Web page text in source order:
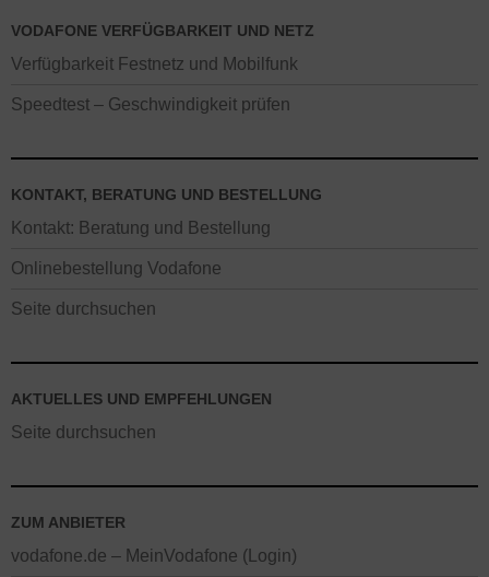
VODAFONE VERFÜGBARKEIT UND NETZ
Verfügbarkeit Festnetz und Mobilfunk
Speedtest – Geschwindigkeit prüfen
KONTAKT, BERATUNG UND BESTELLUNG
Kontakt: Beratung und Bestellung
Onlinebestellung Vodafone
Seite durchsuchen
AKTUELLES UND EMPFEHLUNGEN
Seite durchsuchen
ZUM ANBIETER
vodafone.de – MeinVodafone (Login)